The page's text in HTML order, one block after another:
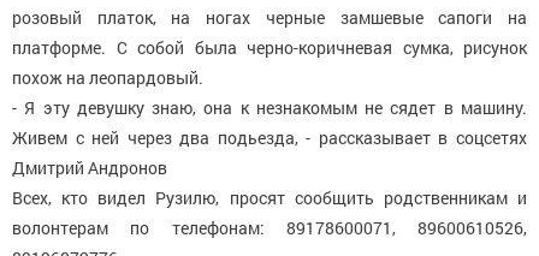
розовый платок, на ногах черные замшевые сапоги на
платформе. С собой была черно-коричневая сумка, рисунок
похож на леопардовый.
- Я эту девушку знаю, она к незнакомым не сядет в машину.
Живем с ней через два подьезда, - рассказывает в соцсетях
Дмитрий Андронов
Всех, кто видел Рузилю, просят сообщить родственникам и
волонтерам по телефонам: 89178600071, 89600610526,